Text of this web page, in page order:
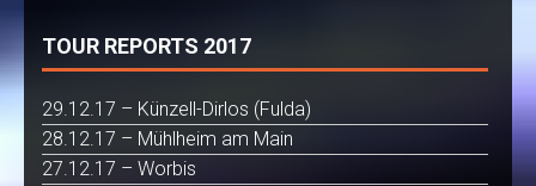
TOUR REPORTS 2017
29.12.17 – Künzell-Dirlos (Fulda)
28.12.17 – Mühlheim am Main
27.12.17 – Worbis